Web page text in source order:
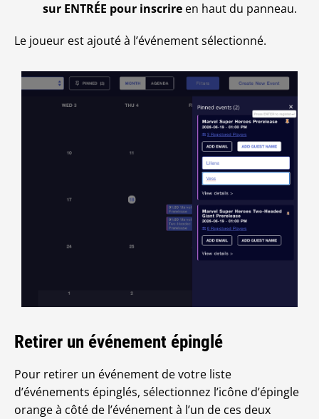
sur ENTRÉE pour inscrire en haut du panneau.
Le joueur est ajouté à l’événement sélectionné.
Retirer un événement épinglé
Pour retirer un événement de votre liste
d’événements épinglés, sélectionnez l’icône d’épingle
orange à côté de l’événement à l’un de ces deux